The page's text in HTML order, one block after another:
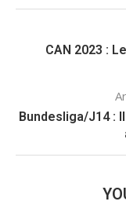
CAN 2023 :
Bundesliga/J14 :